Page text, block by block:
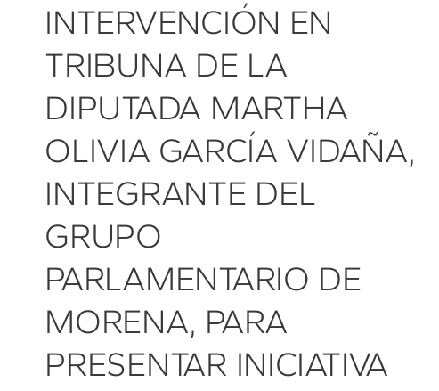
INTERVENCIÓN EN
TRIBUNA DE LA
DIPUTADA MARTHA
OLIVIA GARCÍA VIDAÑA,
INTEGRANTE DEL
GRUPO
PARLAMENTARIO DE
MORENA, PARA
PRESENTAR INICIATIVA